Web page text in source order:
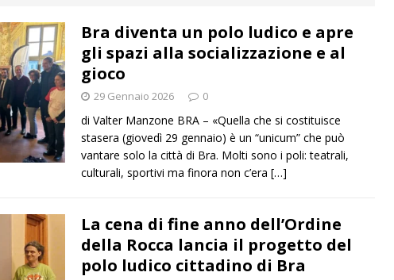
rotatoria
ALBA
[ 8 Agosto 2026 ]
ITINERARI / Trenta chilometri su due ruote lungo il Belbo
LANGHE
[ 8 Agosto 2026 ]
Cuneo, stretta della Polizia: controlli, denunce e lotta al
degrado
CRONACA
La festa di San Rocco dimostra che Santo Stefano Belbo è un
[ 9 Agosto 2026 ]
Succede a Trofarello, vede un ladro attraverso la telecamera e
lo fa arrestare
CRONACA
Bra diventa un polo ludico e apre
gli spazi alla socializzazione e al
gioco
29 Gennaio 2026 0
di Valter Manzone BRA – «Quella che si costituisce
stasera (giovedì 29 gennaio) è un “unicum” che può
vantare solo la città di Bra. Molti sono i poli: teatrali,
culturali, sportivi ma finora non c’era […]
La cena di fine anno dell’Ordine
della Rocca lancia il progetto del
polo ludico cittadino di Bra